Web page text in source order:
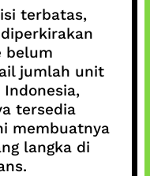
terbatas,
belum
jumlah unit
tersedia
membuatnya
langka di